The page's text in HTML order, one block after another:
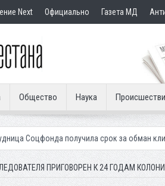
Next Официально Газета МД
Общество Наука
срок за обман клиентов
ПРИГОВОРЕН К 24 ГОДАМ